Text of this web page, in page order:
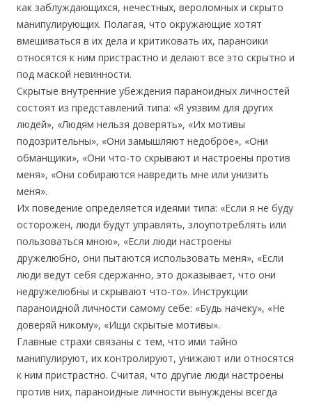
как заблуждающихся, нечестных, вероломных и скрыто
манипулирующих. Полагая, что окружающие хотят
вмешиваться в их дела и критиковать их, параноики
относятся к ним пристрастно и делают все это скрытно и
под маской невинности.
Скрытые внутренние убеждения параноидных личностей
состоят из представлений типа: «Я уязвим для других
людей», «Людям нельзя доверять», «Их мотивы
подозрительны», «Они замышляют недоброе», «Они
обманщики», «Они что-то скрывают и настроены против
меня», «Они собираются навредить мне или унизить
меня».
Их поведение определяется идеями типа: «Если я не буду
осторожен, люди будут управлять, злоупотреблять или
пользоваться мною», «Если люди настроены
дружелюбно, они пытаются использовать меня», «Если
люди ведут себя сдержанно, это доказывает, что они
недружелюбны и скрывают что-то». Инструкции
параноидной личности самому себе: «Будь начеку», «Не
доверяй никому», «Ищи скрытые мотивы».
Главные страхи связаны с тем, что ими тайно
манипулируют, их контролируют, унижают или относятся
к ним пристрастно. Считая, что другие люди настроены
против них, параноидные личности вынуждены всегда